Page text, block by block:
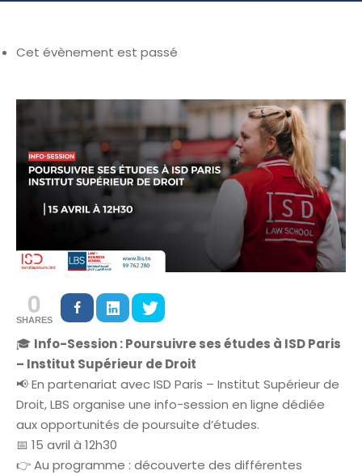
Cet évènement est passé
0
SHARES
🎓 Info-Session : Poursuivre ses études à ISD Paris
– Institut Supérieur de Droit
📢 En partenariat avec ISD Paris – Institut Supérieur de
Droit, LBS organise une info-session en ligne dédiée
aux opportunités de poursuite d’études.
📅 15 avril à 12h30
👉 Au programme : découverte des différentes